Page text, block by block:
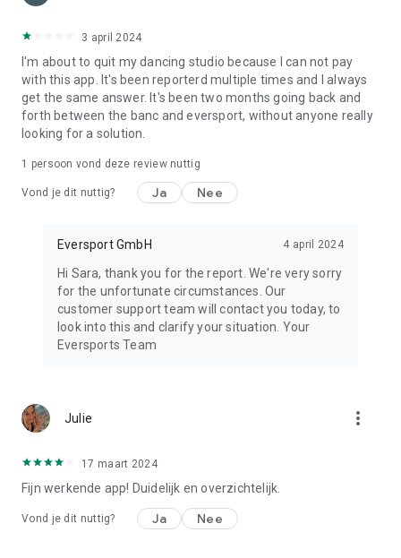
3 april 2024
I'm about to quit my dancing studio because I can not pay
with this app. It's been reporterd multiple times and I always
get the same answer. It's been two months going back and
forth between the banc and eversport, without anyone really
looking for a solution.
1 persoon vond deze review nuttig
Vond je dit nuttig? Ja Nee
Eversport GmbH 4 april 2024
Hi Sara, thank you for the report. We're very sorry
for the unfortunate circumstances. Our
customer support team will contact you today, to
look into this and clarify your situation. Your
Eversports Team
Julie more_vert
17 maart 2024
Fijn werkende app! Duidelijk en overzichtelijk.
Vond je dit nuttig? Ja Nee